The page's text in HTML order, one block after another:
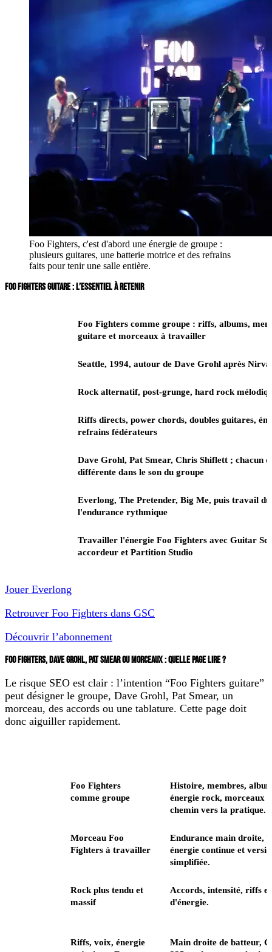
Foo Fighters, c'est d'abord une énergie de groupe :
plusieurs guitares, une batterie motrice et des refrains
faits pour tenir une salle entière.
FOO FIGHTERS GUITARE : L’ESSENTIEL À RETENIR
Foo Fighters comme groupe : riffs, albums,
guitare et morceaux à travailler
Seattle, 1994, autour de Dave Grohl après
Rock alternatif, post-grunge, hard rock
Riffs directs, power chords, doubles guitares,
refrains fédérateurs
Dave Grohl, Pat Smear, Chris Shiflett ; chacun
différente dans le son du groupe
Everlong, The Pretender, Big Me, puis travail
l'endurance rythmique
Travailler l'énergie Foo Fighters avec Guitar
accordeur et Partition Studio
Jouer Everlong
Retrouver Foo Fighters dans GSC
Découvrir l’abonnement
FOO FIGHTERS, DAVE GROHL, PAT SMEAR OU MORCEAUX : QUELLE PAGE LIRE ?
Le risque SEO est clair : l’intention “Foo Fighters guitare”
peut désigner le groupe, Dave Grohl, Pat Smear, un
morceau, des accords ou une tablature. Cette page doit
donc aiguiller rapidement.
Foo Fighters
comme groupe
Histoire, membres,
énergie rock, morceaux
chemin vers la pratique.
Morceau Foo
Fighters à travailler
Endurance main droite,
énergie continue et
simplifiée.
Rock plus tendu et
massif
Accords, intensité, riffs
d'énergie.
Riffs, voix, énergie
Main droite de batteur,